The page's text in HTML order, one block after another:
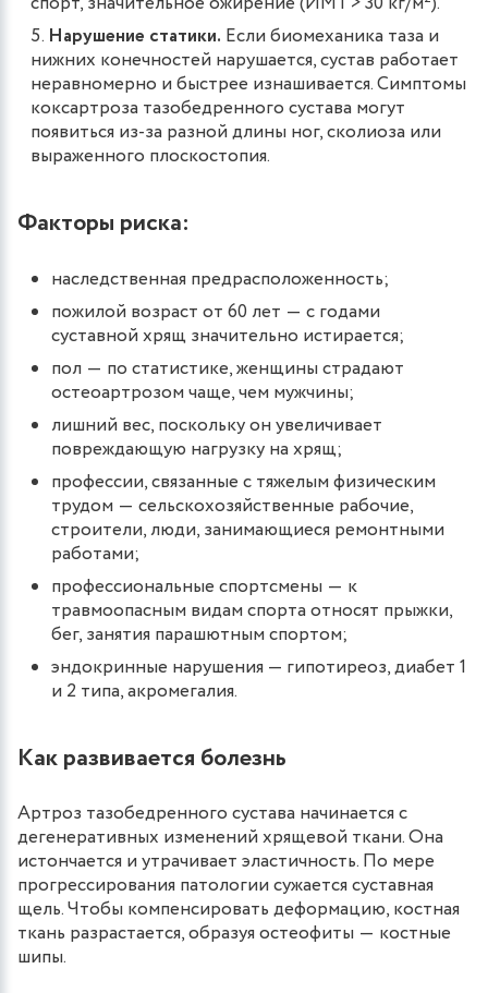
Нарушение статики. Если биомеханика таза и
нижних конечностей нарушается, сустав работает
неравномерно и быстрее изнашивается. Симптомы
коксартроза тазобедренного сустава могут
появиться из-за разной длины ног, сколиоза или
выраженного плоскостопия.
Факторы риска:
наследственная предрасположенность;
пожилой возраст от 60 лет ― с годами
суставной хрящ значительно истирается;
пол ― по статистике, женщины страдают
остеоартрозом чаще, чем мужчины;
лишний вес, поскольку он увеличивает
повреждающую нагрузку на хрящ;
профессии, связанные с тяжелым физическим
трудом ― сельскохозяйственные рабочие,
строители, люди, занимающиеся ремонтными
работами;
профессиональные спортсмены ― к
травмоопасным видам спорта относят прыжки,
бег, занятия парашютным спортом;
эндокринные нарушения — гипотиреоз, диабет 1
и 2 типа, акромегалия.
Как развивается болезнь
Артроз тазобедренного сустава начинается с
дегенеративных изменений хрящевой ткани. Она
истончается и утрачивает эластичность. По мере
прогрессирования патологии сужается суставная
щель. Чтобы компенсировать деформацию, костная
ткань разрастается, образуя остеофиты ― костные
шипы.